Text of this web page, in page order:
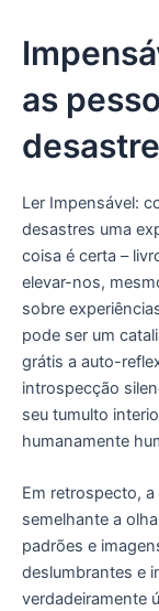
as
Ler Impensável:
desastres uma
coisa é certa –
elevar-nos,
sobre
pode ser um
grátis a auto-
introspecção
seu tumulto
humanamente
Em retrospecto,
semelhante a
padrões e
deslumbrantes e
verdadeiramente